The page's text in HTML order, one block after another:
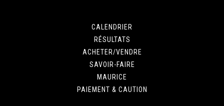
CALENDRIER
RÉSULTATS
ACHETER/VENDRE
SAVOIR-FAIRE
MAURICE
PAIEMENT & CAUTION